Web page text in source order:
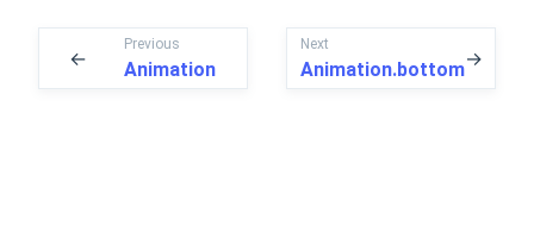
←
Previous
Animation
Next
Animation.bottom→